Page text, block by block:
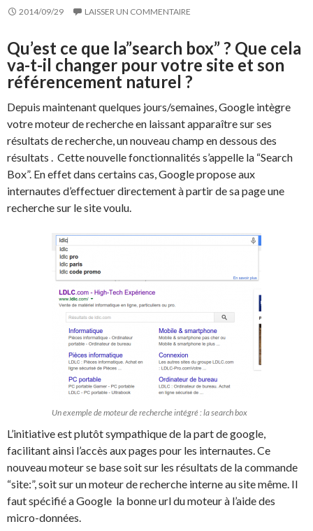
2014/09/29 LAISSER UN COMMENTAIRE
Qu’est ce que la”search box” ? Que cela
va-t-il changer pour votre site et son
référencement naturel ?
Depuis maintenant quelques jours/semaines, Google intègre
votre moteur de recherche en laissant apparaître sur ses
résultats de recherche, un nouveau champ en dessous des
résultats . Cette nouvelle fonctionnalités s’appelle la “Search
Box”. En effet dans certains cas, Google propose aux
internautes d’effectuer directement à partir de sa page une
recherche sur le site voulu.
Un exemple de moteur de recherche intégré : la search box
L’initiative est plutôt sympathique de la part de google,
facilitant ainsi l’accès aux pages pour les internautes. Ce
nouveau moteur se base soit sur les résultats de la commande
“site:”, soit sur un moteur de recherche interne au site même. Il
faut spécifié a Google la bonne url du moteur à l’aide des
micro-données.